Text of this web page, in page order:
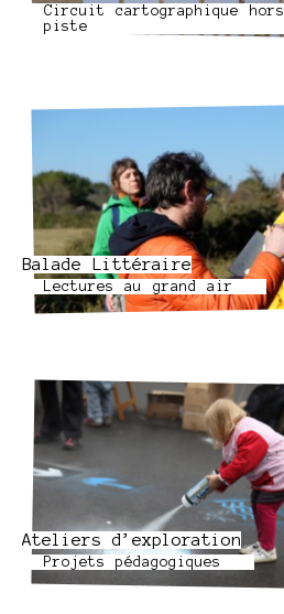
Circuit cartographique hors
piste
Balade Littéraire
Lectures au grand air
Ateliers d’exploration
Projets pédagogiques